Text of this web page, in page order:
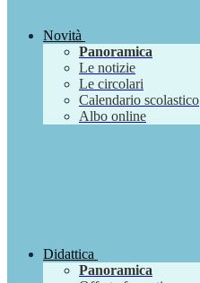
Novità
Panoramica
Le notizie
Le circolari
Calendario scolastico
Albo online
Didattica
Panoramica